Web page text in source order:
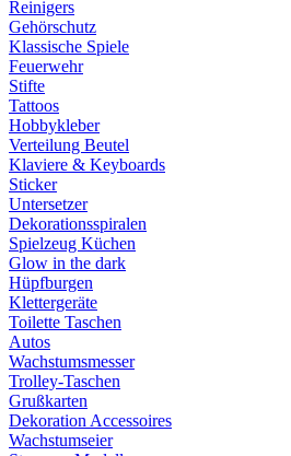
Reinigers
Gehörschutz
Klassische Spiele
Feuerwehr
Stifte
Tattoos
Hobbykleber
Verteilung Beutel
Klaviere & Keyboards
Sticker
Untersetzer
Dekorationsspiralen
Spielzeug Küchen
Glow in the dark
Hüpfburgen
Klettergeräte
Toilette Taschen
Autos
Wachstumsmesser
Trolley-Taschen
Grußkarten
Dekoration Accessoires
Wachstumseier